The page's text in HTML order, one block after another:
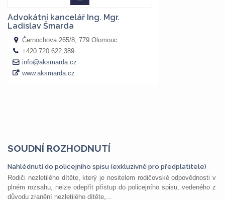
SOUDNÍ ROZHODNUTÍ
Nahlédnutí do policejního spisu (exkluzivně pro předplatitele)
Rodiči nezletilého dítěte, který je nositelem rodičovské odpovědnosti v
plném rozsahu, nelze odepřít přístup do policejního spisu, vedeného z
důvodu zranění nezletilého dítěte,...